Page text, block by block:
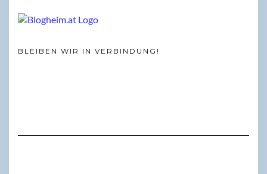
BLEIBEN WIR IN VERBINDUNG!